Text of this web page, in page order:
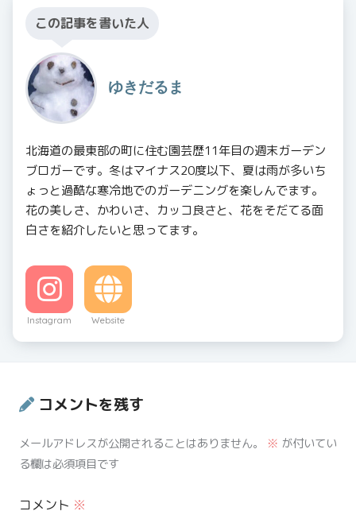
この記事を書いた人
ゆきだるま
北海道の最東部の町に住む園芸歴11年目の週末ガーデン
ブロガーです。冬はマイナス20度以下、夏は雨が多いち
ょっと過酷な寒冷地でのガーデニングを楽しんでます。
花の美しさ、かわいさ、カッコ良さと、花をそだてる面
白さを紹介したいと思ってます。
Instagram Website
コメントを残す
メールアドレスが公開されることはありません。 ※ が付いてい
る欄は必須項目です
コメント ※